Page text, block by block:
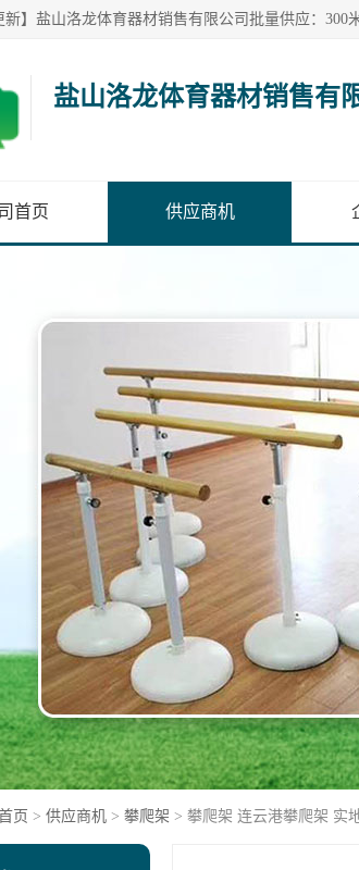
盐山洛龙体育器材销售有
首页 供应商机
页 > 供应商机 > 攀爬架 > 攀爬架 连云港攀爬架 实